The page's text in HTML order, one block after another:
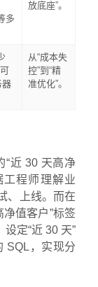
多
放底座”。
器
从“成本失
控”到“精
准优化”。
“近 30 天高净
工程师理解业
、上线。而在
值客户”标签
设定“近 30 天”
SQL，实现分